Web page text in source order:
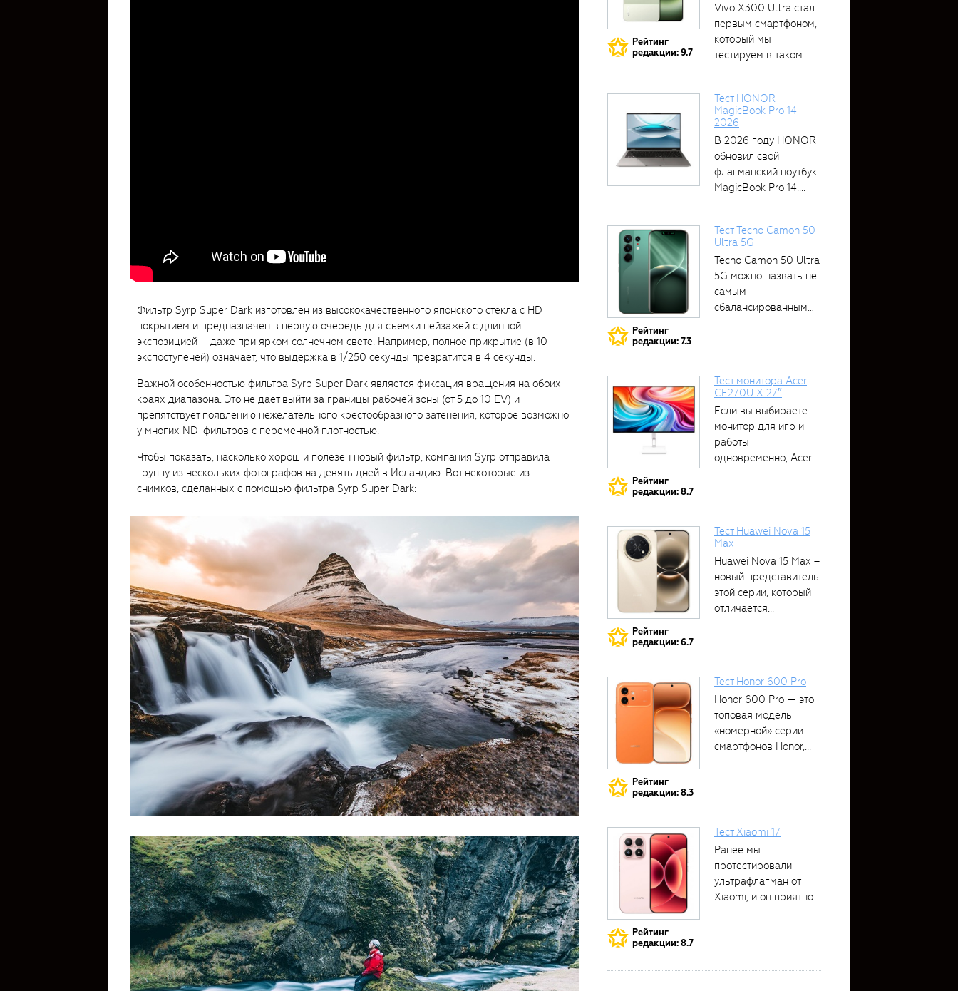
Фильтр Syrp Super Dark изготовлен из высококачественного японского стекла с HD
покрытием и предназначен в первую очередь для съемки пейзажей с длинной
экспозицией – даже при ярком солнечном свете. Например, полное прикрытие (в 10
экспоступеней) означает, что выдержка в 1/250 секунды превратится в 4 секунды.
Важной особенностью фильтра Syrp Super Dark является фиксация вращения на обоих
краях диапазона. Это не дает выйти за границы рабочей зоны (от 5 до 10 EV) и
препятствует появлению нежелательного крестообразного затенения, которое возможно
у многих ND-фильтров с переменной плотностью.
Чтобы показать, насколько хорош и полезен новый фильтр, компания Syrp отправила
группу из нескольких фотографов на девять дней в Исландию. Вот некоторые из
снимков, сделанных с помощью фильтра Syrp Super Dark:
Рейтинг
редакции: 9.7
Vivo X300 Ultra стал
первым смартфоном,
который мы
тестируем в таком...
Тест HONOR
MagicBook Pro 14
2026
В 2026 году HONOR
обновил свой
флагманский ноутбук
MagicBook Pro 14....
Рейтинг
редакции: 7.3
Тест Tecno Camon 50
Ultra 5G
Tecno Camon 50 Ultra
5G можно назвать не
самым
сбалансированным
Рейтинг
редакции: 8.7
Тест монитора Acer
CE270U X 27″
Если вы выбираете
монитор для игр и
работы
одновременно, Acer
Рейтинг
редакции: 6.7
Тест Huawei Nova 15
Max
Huawei Nova 15 Max –
новый представитель
этой серии, который
отличается...
Рейтинг
редакции: 8.3
Тест Honor 600 Pro
Honor 600 Pro — это
топовая модель
«номерной» серии
смартфонов Honor,...
Рейтинг
редакции: 8.7
Тест Xiaomi 17
Ранее мы
протестировали
ультрафлагман от
Xiaomi, и он приятно